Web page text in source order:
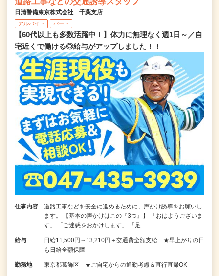
日清警備東京株式会社 千葉支店
アルバイト パート
【60代以上も多数活躍中！】体力に無理なく週1日～／自
宅近くで働ける◎給与がアップしました！！
仕事内容
道路工事などを安全に進めるために、声かけ誘導をお願いし
ます。 【基本の声かけはこの『3つ』】 「おはようございま
す」 「ご迷惑をおかけします」 「足…
給与
日給11,500円～13,210円＋交通費全額支給 ★早上がりの日
も日給全額保障！
勤務地 東京都葛飾区 ★ご自宅からの通勤考慮＆直行直帰OK